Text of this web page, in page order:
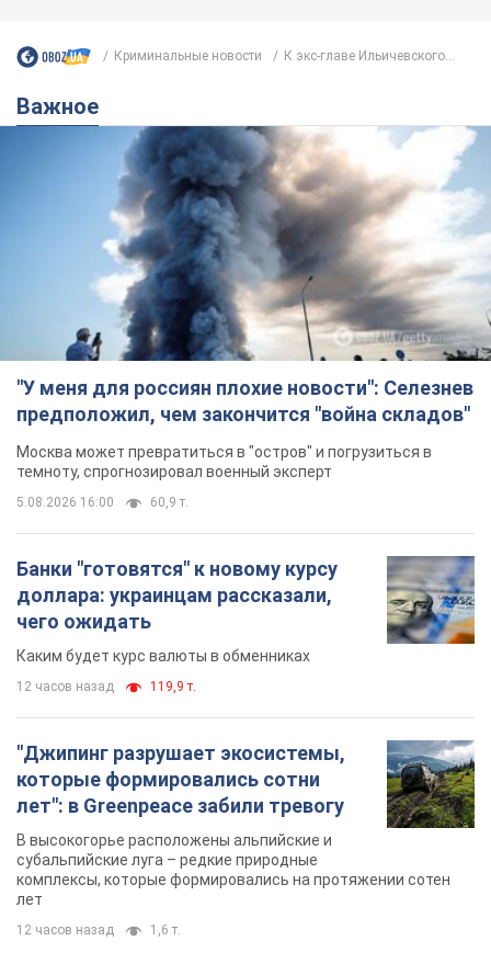
Криминальные новости К экс-главе Ильичевского...
Важное
"У меня для россиян плохие новости": Селезнев
предположил, чем закончится "война складов"
Москва может превратиться в "остров" и погрузиться в
темноту, спрогнозировал военный эксперт
5.08.2026 16:00 60,9 т.
Банки "готовятся" к новому курсу
доллара: украинцам рассказали,
чего ожидать
Каким будет курс валюты в обменниках
12 часов назад 119,9 т.
"Джипинг разрушает экосистемы,
которые формировались сотни
лет": в Greenpeace забили тревогу
В высокогорье расположены альпийские и
субальпийские луга – редкие природные
комплексы, которые формировались на протяжении сотен
лет
12 часов назад 1,6 т.